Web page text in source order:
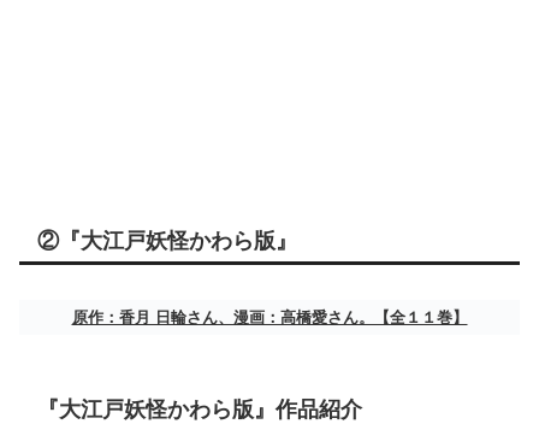
②『大江戸妖怪かわら版』
原作：香月 日輪さん、漫画：高橋愛さん。【全１１巻】
『大江戸妖怪かわら版』作品紹介